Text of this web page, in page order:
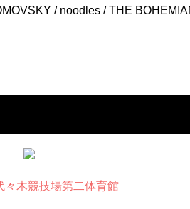
/ noodles / THE
々木競技場第二体育館